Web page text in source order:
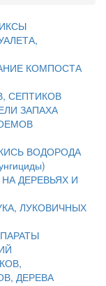
КОМПОСТА
СЕПТИКОВ
ЗАПАХА
ВОДОРОДА
ДЕРЕВЬЯХ И
ЛУКОВИЧНЫХ
ДЕРЕВА